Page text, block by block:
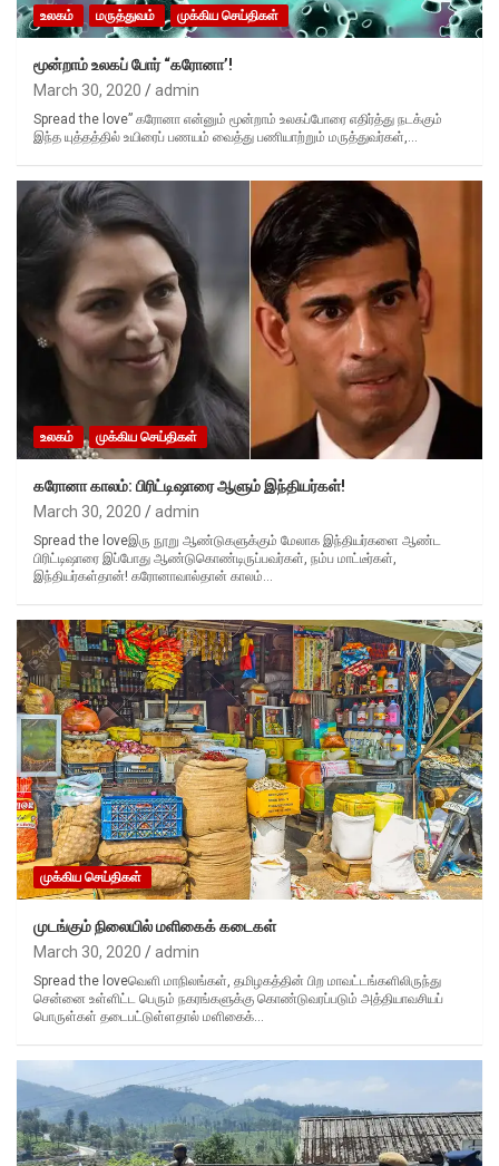
உலகம் மருத்துவம் முக்கிய செய்திகள்
மூன்றாம் உலகப் போர் “கரோனா’!
March 30, 2020
admin
Spread the love” கரோனா என்னும் மூன்றாம் உலகப்போரை எதிர்த்து நடக்கும்
இந்த யுத்தத்தில் உயிரைப் பணயம் வைத்து பணியாற்றும் மருத்துவர்கள்,…
உலகம் முக்கிய செய்திகள்
கரோனா காலம்: பிரிட்டிஷாரை ஆளும் இந்தியர்கள்!
March 30, 2020
admin
Spread the loveஇரு நூறு ஆண்டுகளுக்கும் மேலாக இந்தியர்களை ஆண்ட
பிரிட்டிஷாரை இப்போது ஆண்டுகொண்டிருப்பவர்கள், நம்ப மாட்டீர்கள்,
இந்தியர்கள்தான்! கரோனாவால்தான் காலம்…
முக்கிய செய்திகள்
முடங்கும் நிலையில் மளிகைக் கடைகள்
March 30, 2020
admin
Spread the loveவெளி மாநிலங்கள், தமிழகத்தின் பிற மாவட்டங்களிலிருந்து
சென்னை உள்ளிட்ட பெரும் நகரங்களுக்கு கொண்டுவரப்படும் அத்தியாவசியப்
பொருள்கள் தடைபட்டுள்ளதால் மளிகைக்…